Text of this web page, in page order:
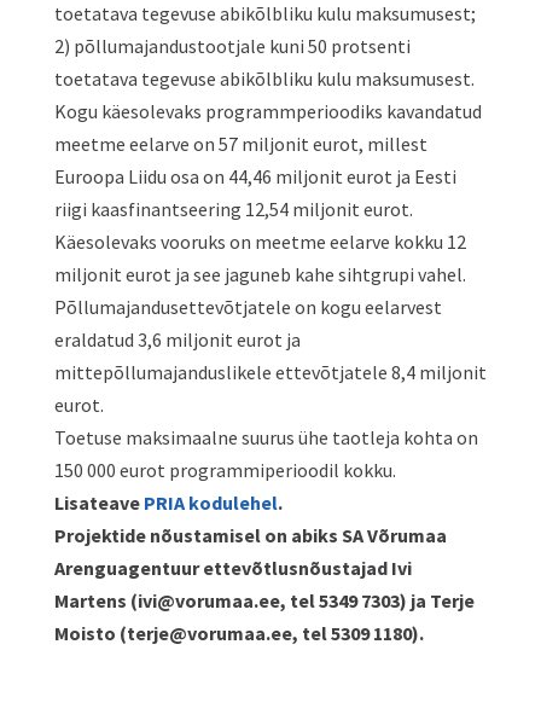
toetatava tegevuse abikõlbliku kulu maksumusest;
2) põllumajandustootjale kuni 50 protsenti
toetatava tegevuse abikõlbliku kulu maksumusest.
Kogu käesolevaks programmperioodiks kavandatud
meetme eelarve on 57 miljonit eurot, millest
Euroopa Liidu osa on 44,46 miljonit eurot ja Eesti
riigi kaasfinantseering 12,54 miljonit eurot.
Käesolevaks vooruks on meetme eelarve kokku 12
miljonit eurot ja see jaguneb kahe sihtgrupi vahel.
Põllumajandusettevõtjatele on kogu eelarvest
eraldatud 3,6 miljonit eurot ja
mittepõllumajanduslikele ettevõtjatele 8,4 miljonit
eurot.
Toetuse maksimaalne suurus ühe taotleja kohta on
150 000 eurot programmiperioodil kokku.
Lisateave PRIA kodulehel.
Projektide nõustamisel on abiks SA Võrumaa
Arenguagentuur ettevõtlusnõustajad Ivi
Martens (ivi@vorumaa.ee, tel 5349 7303) ja Terje
Moisto (terje@vorumaa.ee, tel 5309 1180).